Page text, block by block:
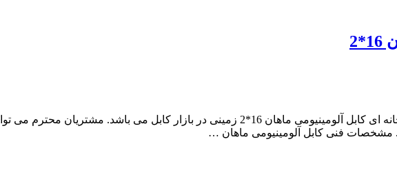
مجموعه آراد کابل، مرکز فروش عمده و پخش کارخانه ای کابل آلومینیومی ماهان 16*2
مشخصات فنی کابل آلومینیومی ماهان …